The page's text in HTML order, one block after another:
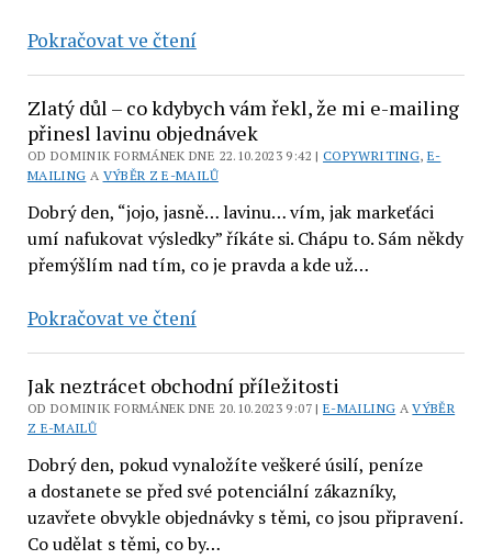
Pokračovat ve čteníJedna
přináší
trojnásobné
výsledky…
Zlatý důl – co kdybych vám řekl, že mi e-mailing
přinesl lavinu objednávek
OD DOMINIK FORMÁNEK DNE 22.10.2023 9:42 |COPYWRITING, E-
MAILING A VÝBĚR Z E-MAILŮ
Dobrý den, “jojo, jasně… lavinu… vím, jak markeťáci
umí nafukovat výsledky” říkáte si. Chápu to. Sám někdy
přemýšlím nad tím, co je pravda a kde už…
Pokračovat ve čteníZlatý
co
vám
řekl,
že
mi
Jak neztrácet obchodní příležitosti
OD DOMINIK FORMÁNEK DNE 20.10.2023 9:07 |E-MAILING AVÝBĚR
Z E-MAILŮ
Dobrý den, pokud vynaložíte veškeré úsilí, peníze
a dostanete se před své potenciální zákazníky,
uzavřete obvykle objednávky s těmi, co jsou připravení.
Co udělat s těmi, co by…